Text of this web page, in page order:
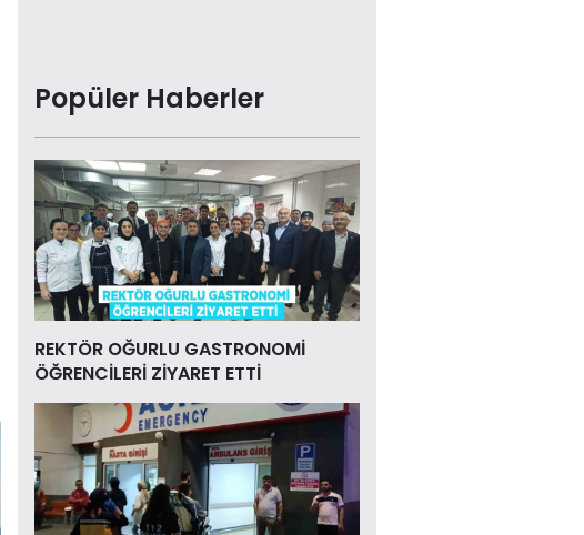
Popüler Haberler
REKTÖR OĞURLU GASTRONOMİ
ÖĞRENCİLERİ ZİYARET ETTİ